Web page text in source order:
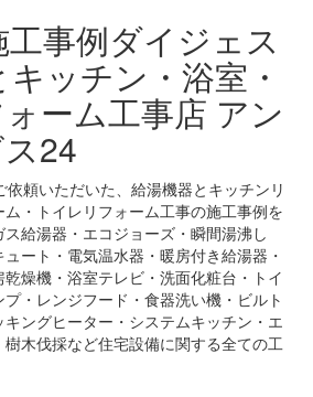
事例ダイジェス
キッチン・浴室・
ーム工事店 アン
24
頼いただいた、給湯機器とキッチンリ
・トイレリフォーム工事の施工事例を
給湯器・エコジョーズ・瞬間湯沸し
ート・電気温水器・暖房付き給湯器・
燥機・浴室テレビ・洗面化粧台・トイ
・レンジフード・食器洗い機・ビルト
ングヒーター・システムキッチン・エ
木伐採など住宅設備に関する全ての工